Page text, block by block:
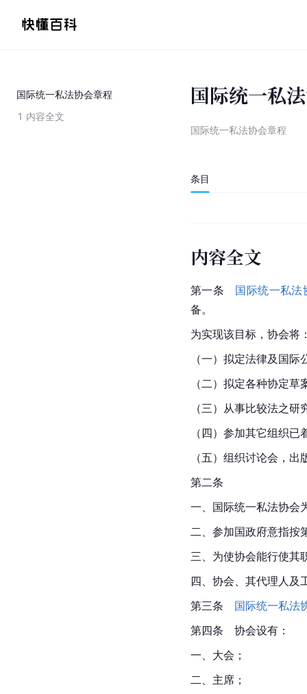
国际统一私法协会章程
1 内容全文
国际统一私
国际统一私法协会章程
条目
内容全文
第一条 国际统一私法
备。
为实现该目标，协会将
（一）拟定法律及国
（二）拟定各种协定
（三）从事比较法之研
（四）参加其它组织
（五）组织讨论会，
第二条
一、国际统一私法协会
二、参加国政府意指按
三、为使协会能行使其
四、协会、其代理人及
第三条 国际统一私法
第四条　协会设有：
一、大会；
二、主席；